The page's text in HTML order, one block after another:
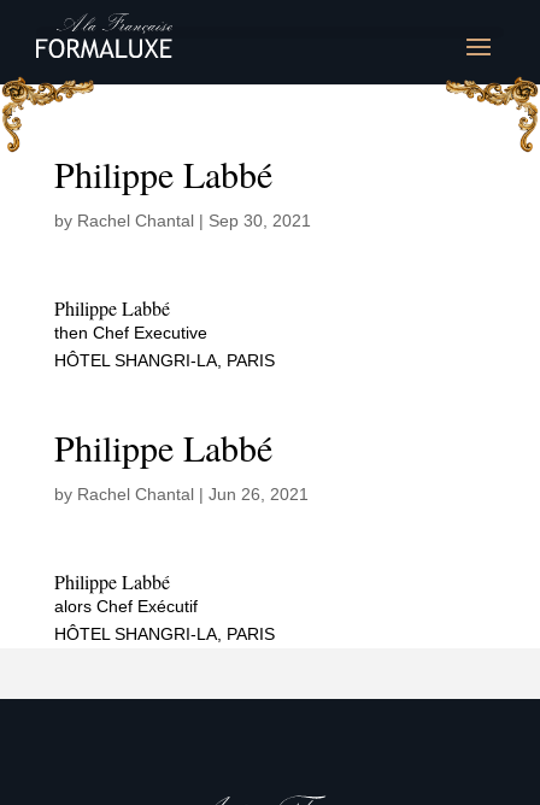
Philippe Labbé
by Rachel Chantal| Sep 30, 2021
Philippe Labbé
then Chef Executive
HÔTEL SHANGRI-LA, PARIS
Philippe Labbé
by Rachel Chantal| Jun 26, 2021
Philippe Labbé
alors Chef Exécutif
HÔTEL SHANGRI-LA, PARIS